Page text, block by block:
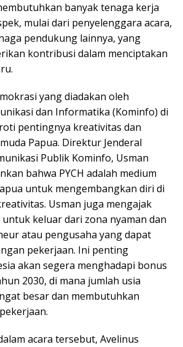
banyak tenaga kerja
mulai dari penyelenggara acara,
pendukung lainnya, yang
kontribusi dalam menciptakan
yang diadakan oleh
dan Informatika (Kominfo) di
pentingnya kreativitas dan
Papua. Direktur Jenderal
Publik Kominfo, Usman
bahwa PYCH adalah medium
untuk mengembangkan diri di
Usman juga mengajak
keluar dari zona nyaman dan
atau pengusaha yang dapat
pekerjaan. Ini penting
akan segera menghadapi bonus
2030, di mana jumlah usia
besar dan membutuhkan
acara tersebut, Avelinus